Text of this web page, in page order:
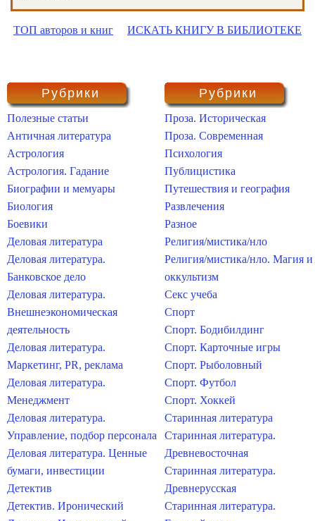
ТОП авторов и книг ИСКАТЬ КНИГУ В БИБЛИОТЕКЕ
Рубрики
Полезные статьи
Античная литература
Астрология
Астрология. Гадание
Биографии и мемуары
Биология
Боевики
Деловая литература
Деловая литература.
Банковское дело
Деловая литература.
Внешнеэкономическая
деятельность
Деловая литература.
Маркетинг, PR, реклама
Деловая литература.
Менеджмент
Деловая литература.
Управление, подбор персонала
Деловая литература. Ценные
бумаги, инвестиции
Детектив
Детектив. Иронический
Рубрики
Проза. Историческая
Проза. Современная
Психология
Публицистика
Путешествия и география
Развлечения
Разное
Религия/мистика/нло
Религия/мистика/нло. Магия и
оккультизм
Секс учеба
Спорт
Спорт. Бодибилдинг
Спорт. Карточные игры
Спорт. Рыболовный
Спорт. Футбол
Спорт. Хоккей
Старинная литература
Старинная литература.
Древневосточная
Старинная литература.
Древнерусская
Старинная литература.